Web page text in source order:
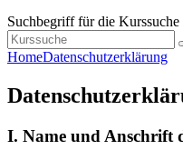
Suchbegriff für die Kurssuche
HomeDatenschutzerklärung
I. Name und Anschrift